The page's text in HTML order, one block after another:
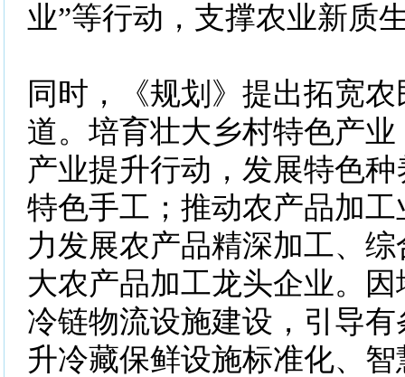
业”等行动，支撑农业新质
同时，《规划》提出拓宽
道。培育壮大乡村特色产
产业提升行动，发展特色
特色手工；推动农产品加
力发展农产品精深加工、
大农产品加工龙头企业。
冷链物流设施建设，引导
升冷藏保鲜设施标准化、